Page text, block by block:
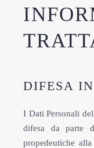
DIFESA
I Dati Personali
difesa da parte
propedeutiche